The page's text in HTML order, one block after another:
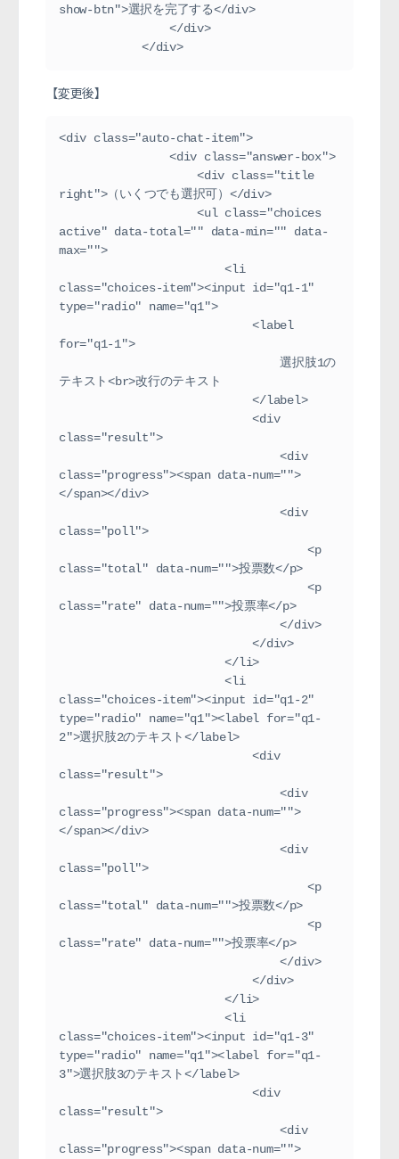
show-btn">選択を完了する</div>
                </div>
            </div>
【変更後】
<div class="auto-chat-item">
                <div class="answer-box">
                    <div class="title
right">（いくつでも選択可）</div>
                    <ul class="choices
active" data-total="" data-min="" data-
max="">
                        <li
class="choices-item"><input id="q1-1"
type="radio" name="q1">
                            <label
for="q1-1">
                                選択肢1の
テキスト<br>改行のテキスト
                            </label>
                            <div
class="result">
                                <div
class="progress"><span data-num="">
</span></div>
                                <div
class="poll">
                                    <p
class="total" data-num="">投票数</p>
                                    <p
class="rate" data-num="">投票率</p>
                                </div>
                            </div>
                        </li>
                        <li
class="choices-item"><input id="q1-2"
type="radio" name="q1"><label for="q1-
2">選択肢2のテキスト</label>
                            <div
class="result">
                                <div
class="progress"><span data-num="">
</span></div>
                                <div
class="poll">
                                    <p
class="total" data-num="">投票数</p>
                                    <p
class="rate" data-num="">投票率</p>
                                </div>
                            </div>
                        </li>
                        <li
class="choices-item"><input id="q1-3"
type="radio" name="q1"><label for="q1-
3">選択肢3のテキスト</label>
                            <div
class="result">
                                <div
class="progress"><span data-num="">